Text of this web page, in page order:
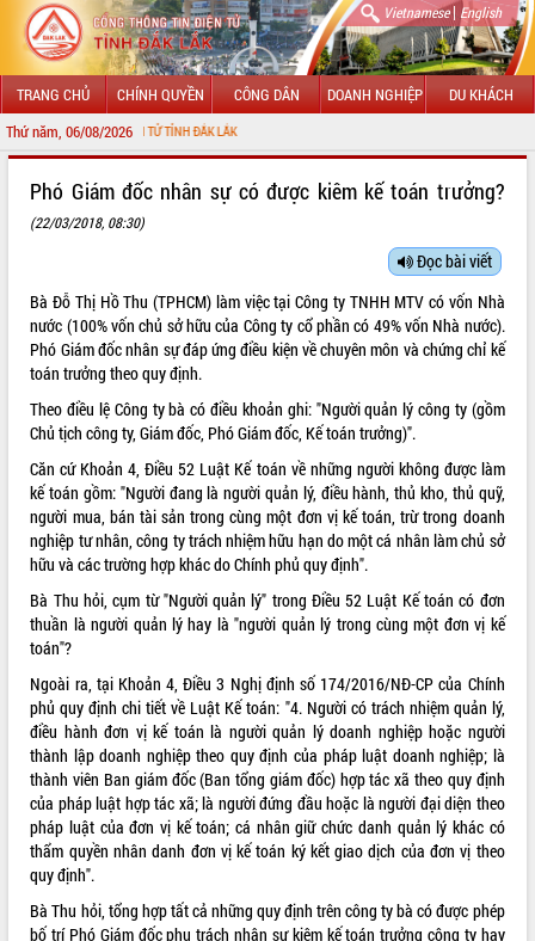
Vietnamese| English
TRANG CHỦ CHÍNH QUYỀN CÔNG DÂN DOANH NGHIỆP DU KHÁCH
Thứ năm, 06/08/2026
TIN ĐIỆN TỬ TỈNH ĐẮK LẮK
LÃNH ĐẠO UBND TỈNH
SỞ, BAN, NGÀNH
UBND CÁC XÃ, PHƯỜNG
THÔNG TIN CHỈ ĐẠO ĐIỀU HÀNH
HỆ THỐNG VĂN BẢN
VĂN BẢN HĐND TỈNH
ĐIỂM TIN VĂN BẢN
QUY HOẠCH - KẾ HOẠCH
Phó Giám đốc nhân sự có được kiêm kế toán trưởng?
(22/03/2018, 08:30)
Đọc bài viết
Bà Đỗ Thị Hồ Thu (TPHCM) làm việc tại Công ty TNHH MTV có vốn Nhà
nước (100% vốn chủ sở hữu của Công ty cổ phần có 49% vốn Nhà nước).
Phó Giám đốc nhân sự đáp ứng điều kiện về chuyên môn và chứng chỉ kế
toán trưởng theo quy định.
Theo điều lệ Công ty bà có điều khoản ghi: "Người quản lý công ty (gồm
Chủ tịch công ty, Giám đốc, Phó Giám đốc, Kế toán trưởng)".
Căn cứ Khoản 4, Điều 52 Luật Kế toán về những người không được làm
kế toán gồm: "Người đang là người quản lý, điều hành, thủ kho, thủ quỹ,
người mua, bán tài sản trong cùng một đơn vị kế toán, trừ trong doanh
nghiệp tư nhân, công ty trách nhiệm hữu hạn do một cá nhân làm chủ sở
hữu và các trường hợp khác do Chính phủ quy định".
Bà Thu hỏi, cụm từ "Người quản lý" trong Điều 52 Luật Kế toán có đơn
thuần là người quản lý hay là "người quản lý trong cùng một đơn vị kế
toán"?
Ngoài ra, tại Khoản 4, Điều 3 Nghị định số 174/2016/NĐ-CP của Chính
phủ quy định chi tiết về Luật Kế toán: "4. Người có trách nhiệm quản lý,
điều hành đơn vị kế toán là người quản lý doanh nghiệp hoặc người
thành lập doanh nghiệp theo quy định của pháp luật doanh nghiệp; là
thành viên Ban giám đốc (Ban tổng giám đốc) hợp tác xã theo quy định
của pháp luật hợp tác xã; là người đứng đầu hoặc là người đại diện theo
pháp luật của đơn vị kế toán; cá nhân giữ chức danh quản lý khác có
thẩm quyền nhân danh đơn vị kế toán ký kết giao dịch của đơn vị theo
quy định".
Bà Thu hỏi, tổng hợp tất cả những quy định trên công ty bà có được phép
bố trí Phó Giám đốc phụ trách nhân sự kiêm kế toán trưởng công ty hay